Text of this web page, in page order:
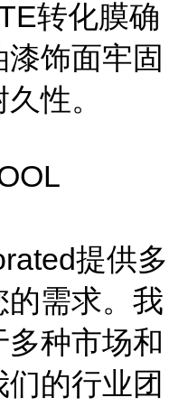
转化膜确
饰面牢固
性。
提供多
需求。我
种市场和
的行业团